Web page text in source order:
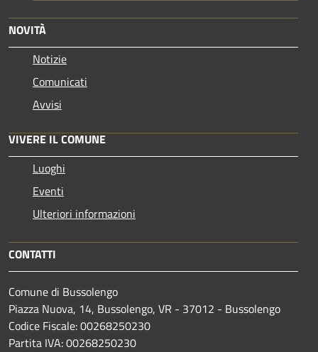
NOVITÀ
Notizie
Comunicati
Avvisi
VIVERE IL COMUNE
Luoghi
Eventi
Ulteriori informazioni
CONTATTI
Comune di Bussolengo
Piazza Nuova, 14, Bussolengo, VR - 37012 - Bussolengo
Codice Fiscale: 00268250230
Partita IVA: 00268250230